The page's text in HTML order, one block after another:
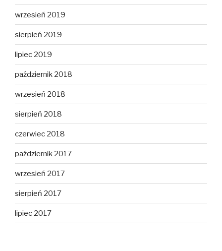
wrzesień 2019
sierpień 2019
lipiec 2019
październik 2018
wrzesień 2018
sierpień 2018
czerwiec 2018
październik 2017
wrzesień 2017
sierpień 2017
lipiec 2017